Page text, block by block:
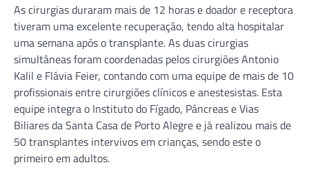
As cirurgias duraram mais de 12 horas e doador e receptora
tiveram uma excelente recuperação, tendo alta hospitalar
uma semana após o transplante. As duas cirurgias
simultâneas foram coordenadas pelos cirurgiões Antonio
Kalil e Flávia Feier, contando com uma equipe de mais de 10
profissionais entre cirurgiões clínicos e anestesistas. Esta
equipe integra o Instituto do Fígado, Pâncreas e Vias
Biliares da Santa Casa de Porto Alegre e já realizou mais de
50 transplantes intervivos em crianças, sendo este o
primeiro em adultos.